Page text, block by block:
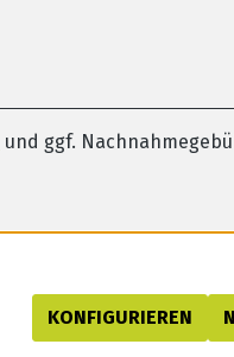
und ggf.
KONFIGURIEREN